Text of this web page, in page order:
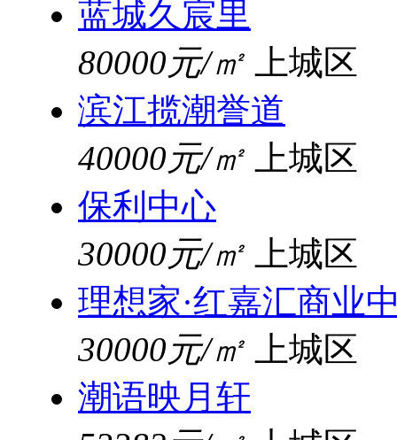
蓝城久宸里
80000元/㎡
上城区
滨江揽潮誉道
40000元/㎡
上城区
保利中心
30000元/㎡
上城区
理想家·红嘉汇商业
30000元/㎡
上城区
潮语映月轩